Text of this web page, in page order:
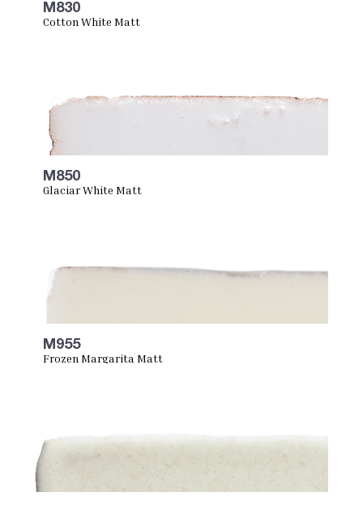
M830
Cotton White Matt
M850
Glaciar White Matt
M955
Frozen Margarita Matt